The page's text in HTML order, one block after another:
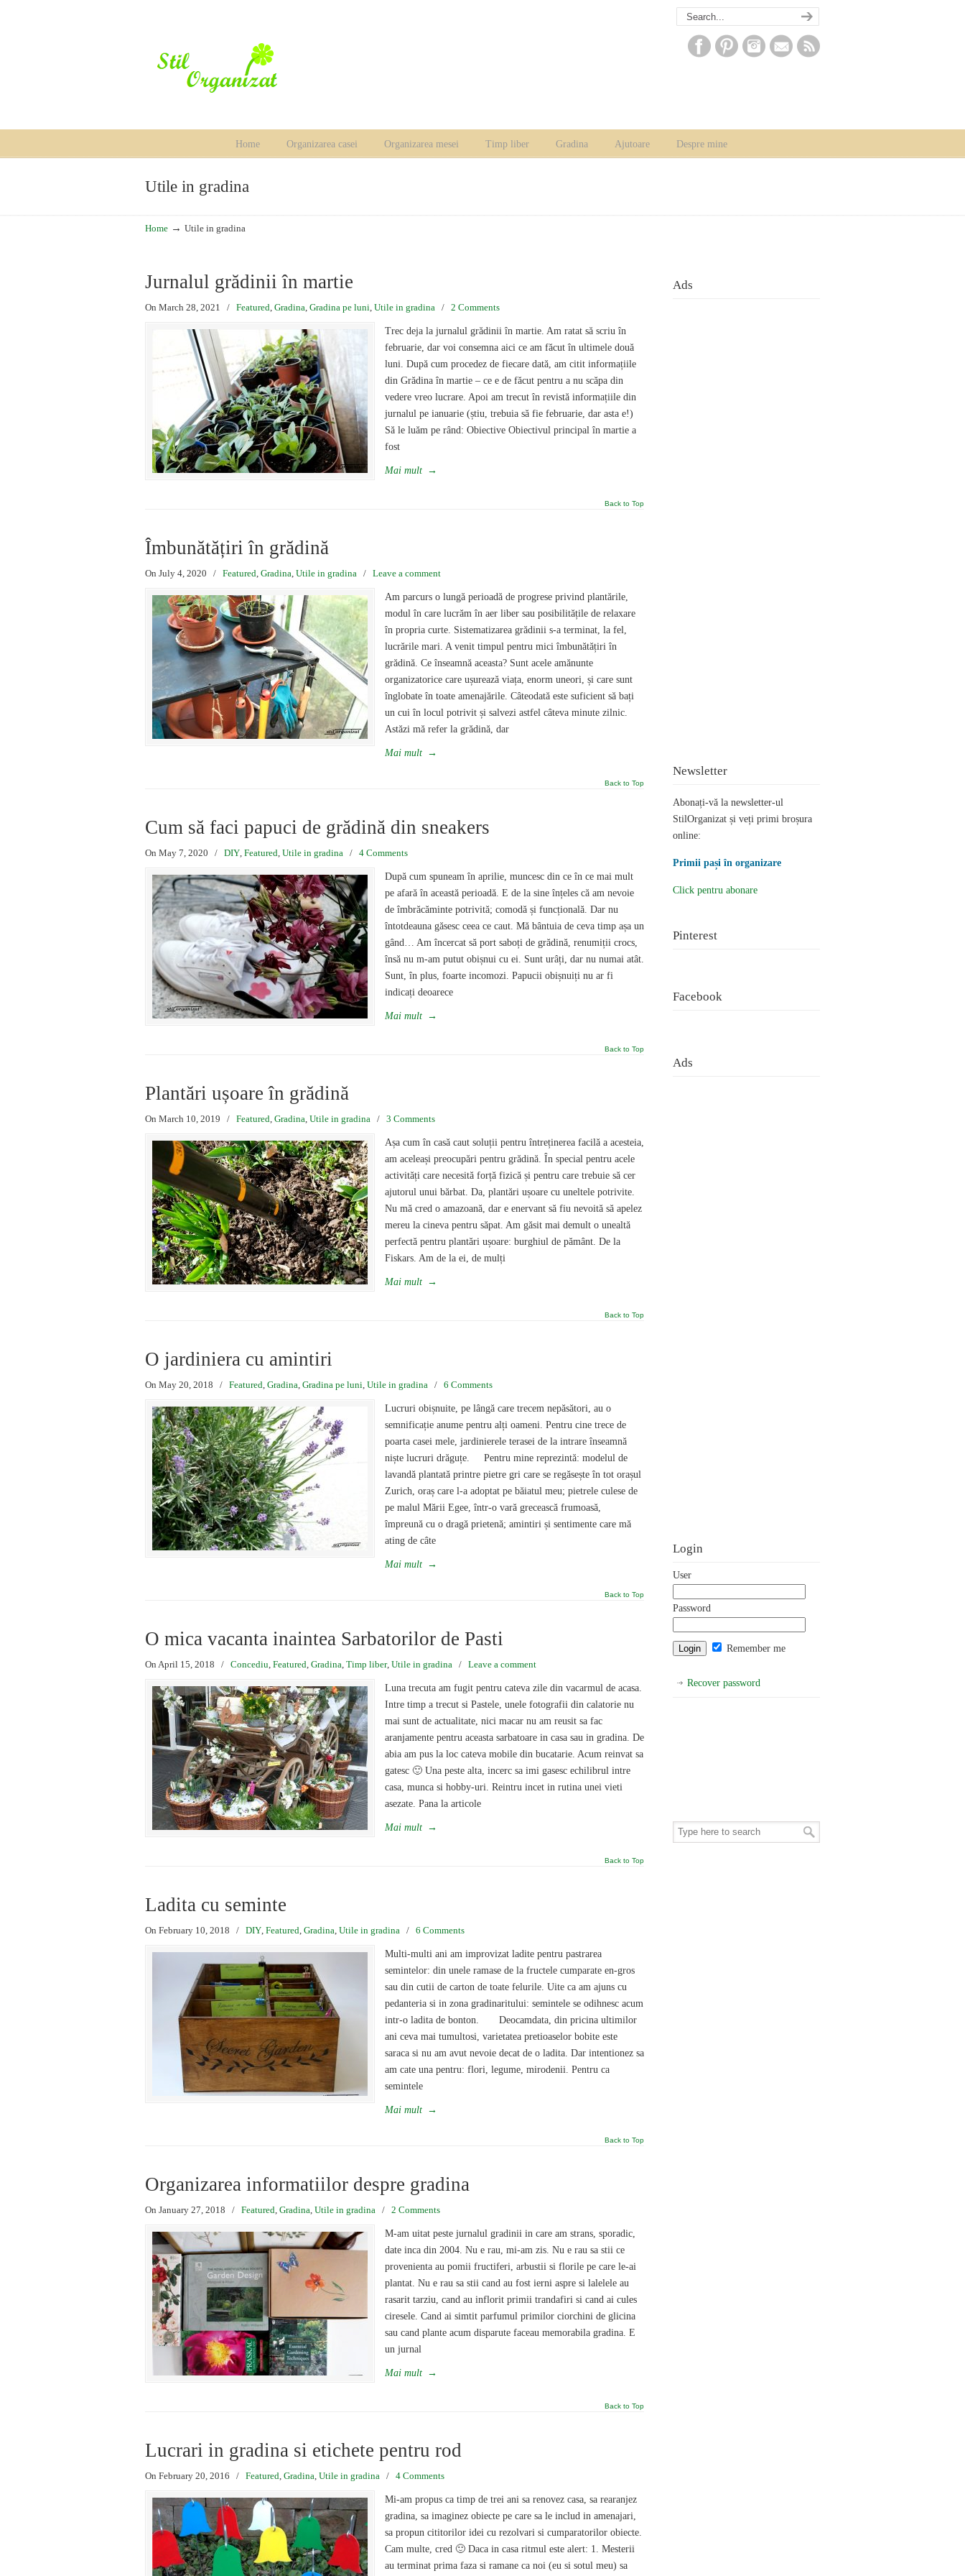
Home Organizarea casei Organizarea mesei Timp liber Gradina Ajutoare Despre mine
Navigation
Utile in gradina
Home → Utile in gradina
Jurnalul grădinii în martie
On March 28, 2021 / Featured, Gradina, Gradina pe luni, Utile in gradina / 2 Comments
Trec deja la jurnalul grădinii în martie. Am ratat să scriu în
februarie, dar voi consemna aici ce am făcut în ultimele două
luni. După cum procedez de fiecare dată, am citit informațiile
din Grădina în martie – ce e de făcut pentru a nu scăpa din
vedere vreo lucrare. Apoi am trecut în revistă informațiile din
jurnalul pe ianuarie (știu, trebuia să fie februarie, dar asta e!)
Să le luăm pe rând: Obiective Obiectivul principal în martie a
fost
Mai mult →
Back to Top
Îmbunătățiri în grădină
On July 4, 2020 / Featured, Gradina, Utile in gradina / Leave a comment
Am parcurs o lungă perioadă de progrese privind plantările,
modul în care lucrăm în aer liber sau posibilitățile de relaxare
în propria curte. Sistematizarea grădinii s-a terminat, la fel,
lucrările mari. A venit timpul pentru mici îmbunătățiri în
grădină. Ce înseamnă aceasta? Sunt acele amănunte
organizatorice care ușurează viața, enorm uneori, și care sunt
înglobate în toate amenajările. Câteodată este suficient să bați
un cui în locul potrivit și salvezi astfel câteva minute zilnic.
Astăzi mă refer la grădină, dar
Mai mult →
Back to Top
Cum să faci papuci de grădină din sneakers
On May 7, 2020 / DIY, Featured, Utile in gradina / 4 Comments
După cum spuneam în aprilie, muncesc din ce în ce mai mult
pe afară în această perioadă. E de la sine înțeles că am nevoie
de îmbrăcăminte potrivită; comodă și funcțională. Dar nu
întotdeauna găsesc ceea ce caut. Mă bântuia de ceva timp așa un
gând… Am încercat să port saboți de grădină, renumiții crocs,
însă nu m-am putut obișnui cu ei. Sunt urâți, dar nu numai atât.
Sunt, în plus, foarte incomozi. Papucii obișnuiți nu ar fi
indicați deoarece
Mai mult →
Back to Top
Plantări ușoare în grădină
On March 10, 2019 / Featured, Gradina, Utile in gradina / 3 Comments
Așa cum în casă caut soluții pentru întreținerea facilă a acesteia,
am aceleași preocupări pentru grădină. În special pentru acele
activități care necesită forță fizică și pentru care trebuie să cer
ajutorul unui bărbat. Da, plantări ușoare cu uneltele potrivite.
Nu mă cred o amazoană, dar e enervant să fiu nevoită să apelez
mereu la cineva pentru săpat. Am găsit mai demult o unealtă
perfectă pentru plantări ușoare: burghiul de pământ. De la
Fiskars. Am de la ei, de mulți
Mai mult →
Back to Top
O jardiniera cu amintiri
On May 20, 2018 / Featured, Gradina, Gradina pe luni, Utile in gradina / 6 Comments
Lucruri obișnuite, pe lângă care trecem nepăsători, au o
semnificație anume pentru alți oameni. Pentru cine trece de
poarta casei mele, jardinierele terasei de la intrare înseamnă
niște lucruri drăguțe. Pentru mine reprezintă: modelul de
lavandă plantată printre pietre gri care se regăsește în tot orașul
Zurich, oraș care l-a adoptat pe băiatul meu; pietrele culese de
pe malul Mării Egee, într-o vară grecească frumoasă,
împreună cu o dragă prietenă; amintiri și sentimente care mă
ating de câte
Mai mult →
Back to Top
O mica vacanta inaintea Sarbatorilor de Pasti
On April 15, 2018 / Concediu, Featured, Gradina, Timp liber, Utile in gradina / Leave a comment
Luna trecuta am fugit pentru cateva zile din vacarmul de acasa.
Intre timp a trecut si Pastele, unele fotografii din calatorie nu
mai sunt de actualitate, nici macar nu am reusit sa fac
aranjamente pentru aceasta sarbatoare in casa sau in gradina. De
abia am pus la loc cateva mobile din bucatarie. Acum reinvat sa
gatesc 🙂 Una peste alta, incerc sa imi gasesc echilibrul intre
casa, munca si hobby-uri. Reintru incet in rutina unei vieti
asezate. Pana la articole
Mai mult →
Back to Top
Ladita cu seminte
On February 10, 2018 / DIY, Featured, Gradina, Utile in gradina / 6 Comments
Multi-multi ani am improvizat ladite pentru pastrarea
semintelor: din unele ramase de la fructele cumparate en-gros
sau din cutii de carton de toate felurile. Uite ca am ajuns cu
pedanteria si in zona gradinaritului: semintele se odihnesc acum
intr-o ladita de bonton. Deocamdata, din pricina ultimilor
ani ceva mai tumultosi, varietatea pretioaselor bobite este
saraca si nu am avut nevoie decat de o ladita. Dar intentionez sa
am cate una pentru: flori, legume, mirodenii. Pentru ca
semintele
Mai mult →
Back to Top
Organizarea informatiilor despre gradina
On January 27, 2018 / Featured, Gradina, Utile in gradina / 2 Comments
M-am uitat peste jurnalul gradinii in care am strans, sporadic,
date inca din 2004. Nu e rau, mi-am zis. Nu e rau sa stii ce
provenienta au pomii fructiferi, arbustii si florile pe care le-ai
plantat. Nu e rau sa stii cand au fost ierni aspre si lalelele au
rasarit tarziu, cand au inflorit primii trandafiri si cand ai cules
ciresele. Cand ai simtit parfumul primilor ciorchini de glicina
sau cand plante acum disparute faceau memorabila gradina. E
un jurnal
Mai mult →
Back to Top
Lucrari in gradina si etichete pentru rod
On February 20, 2016 / Featured, Gradina, Utile in gradina / 4 Comments
Mi-am propus ca timp de trei ani sa renovez casa, sa rearanjez
gradina, sa imaginez obiecte pe care sa le includ in amenajari,
sa propun cititorilor idei cu rezolvari si cumparatorilor obiecte.
Cam multe, cred 🙂 Daca in casa ritmul este alert: 1. Mesterii
au terminat prima faza si ramane ca noi (eu si sotul meu) sa
Ads
Newsletter
Abonați-vă la newsletter-ul
StilOrganizat și veți primi broșura
online:
Primii pași în organizare
Click pentru abonare
Pinterest
Facebook
Ads
Login
User
Password
Remember me
Recover password